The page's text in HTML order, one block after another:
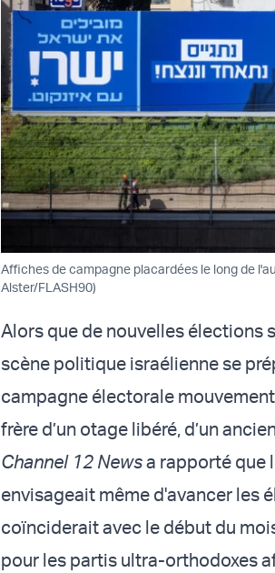
Affiches de campagne placardées le long de
Alster/FLASH90)
Alors que de nouvelles élections
scène politique israélienne se
campagne électorale
frère d’un otage libéré, d’un
Channel 12 Newsa rapporté que
envisageait même d'avancer les
coïnciderait avec le début du
pour les partis ultra-orthodoxes